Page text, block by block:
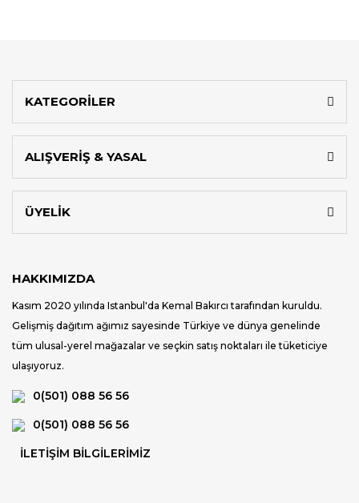
KATEGORİLER
ALIŞVERİŞ & YASAL
ÜYELİK
HAKKIMIZDA
Kasım 2020 yılında Istanbul'da Kemal Bakırcı tarafından kuruldu.
Gelişmiş dağıtım ağımız sayesinde Türkiye ve dünya genelinde
tüm ulusal-yerel mağazalar ve seçkin satış noktaları ile tüketiciye
ulaşıyoruz.
0(501) 088 56 56
0(501) 088 56 56
İLETİŞİM BİLGİLERİMİZ